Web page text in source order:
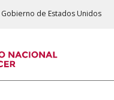
de Estados Unidos